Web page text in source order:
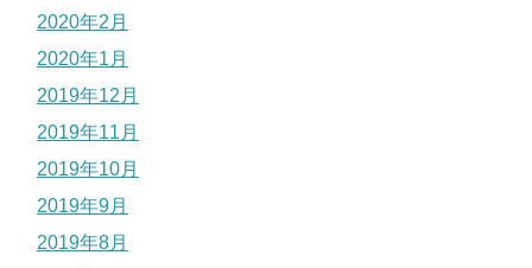
2020年2月
2020年1月
2019年12月
2019年11月
2019年10月
2019年9月
2019年8月